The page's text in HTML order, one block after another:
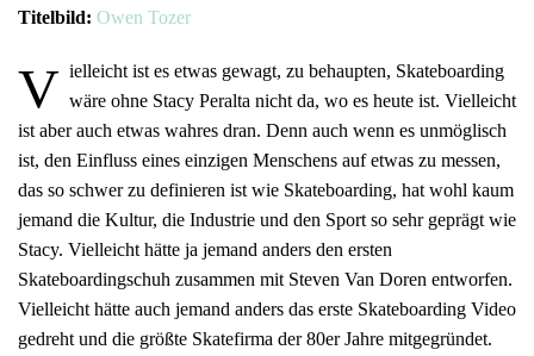
Titelbild: Owen Tozer
V ielleicht ist es etwas gewagt, zu behaupten, Skateboarding
wäre ohne Stacy Peralta nicht da, wo es heute ist. Vielleicht
ist aber auch etwas wahres dran. Denn auch wenn es unmöglisch
ist, den Einfluss eines einzigen Menschens auf etwas zu messen,
das so schwer zu definieren ist wie Skateboarding, hat wohl kaum
jemand die Kultur, die Industrie und den Sport so sehr geprägt wie
Stacy. Vielleicht hätte ja jemand anders den ersten
Skateboardingschuh zusammen mit Steven Van Doren entworfen.
Vielleicht hätte auch jemand anders das erste Skateboarding Video
gedreht und die größte Skatefirma der 80er Jahre mitgegründet.